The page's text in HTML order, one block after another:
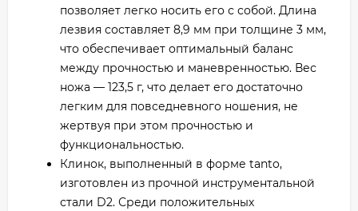
позволяет легко носить его с собой. Длина
лезвия составляет 8,9 мм при толщине 3 мм,
что обеспечивает оптимальный баланс
между прочностью и маневренностью. Вес
ножа — 123,5 г, что делает его достаточно
легким для повседневного ношения, не
жертвуя при этом прочностью и
функциональностью.
Клинок, выполненный в форме tanto,
изготовлен из прочной инструментальной
стали D2. Среди положительных